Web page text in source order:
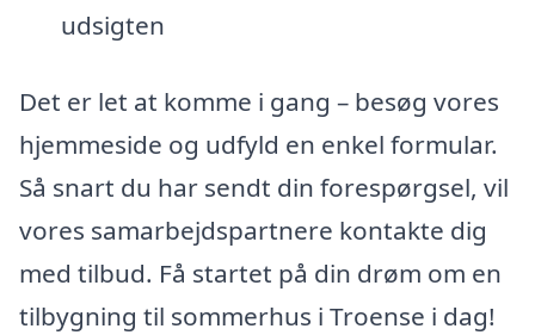
udsigten
Det er let at komme i gang – besøg vores
hjemmeside og udfyld en enkel formular.
Så snart du har sendt din forespørgsel, vil
vores samarbejdspartnere kontakte dig
med tilbud. Få startet på din drøm om en
tilbygning til sommerhus i Troense i dag!